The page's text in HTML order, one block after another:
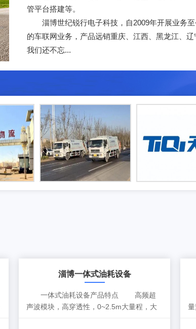
管平台搭建等。
淄博世纪锐行电子科技，自2009年开展业务至
的车联网业务，产品远销重庆、江西、黑龙江、
我们还不忘...
淄博一体式油耗设备
一体式油耗设备产品特点 高频超
声波模块，高穿透性，0~2.5m大量程，大